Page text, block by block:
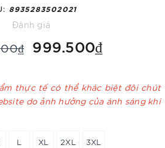
8935283502021
Đánh giá
999.500₫
thực tế có thể khác biệt đôi chút
do ảnh hưởng của ánh sáng khi
L XL 2XL 3XL